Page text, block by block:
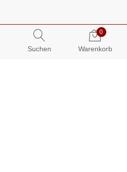
Suchen
0
Warenkorb